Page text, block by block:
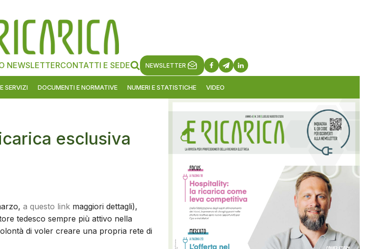
NEWSLETTERCONTATTI E SEDE NEWSLETTER
SERVIZI DOCUMENTI E NORMATIVE NUMERI E STATISTICHE VIDEO
esclusiva
a questo link maggiori dettagli),
tedesco sempre più attivo nella
di voler creare una propria rete di